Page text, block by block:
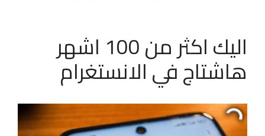
اليك اكثر من 100 اشهر
هاشتاج في الانستغرام